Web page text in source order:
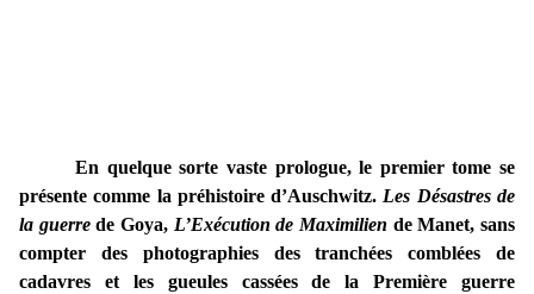
En quelque sorte vaste prologue, le premier tome se
présente comme la préhistoire d’Auschwitz. Les Désastres de
la guerrede Goya, L’Exécution de Maximilien de Manet, sans
compter des photographies des tranchées comblées de
cadavres et les gueules cassées de la Première guerre